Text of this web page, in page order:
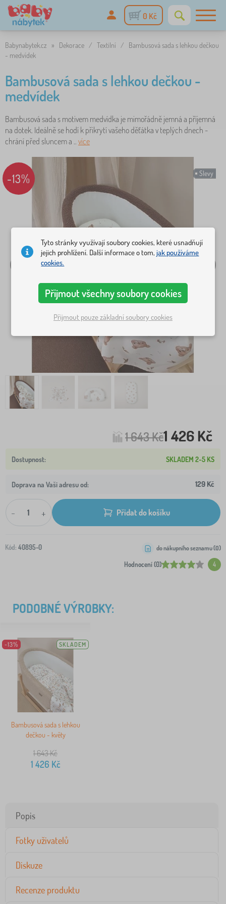
0 Kč
Babynabytek.cz » Dekorace / Textilní /
Bambusová sada s lehkou dečkou
- medvídek
Bambusová sada s lehkou dečkou -
medvídek
Bambusová sada s motivem medvídka je mimořádně jemná a příjemná
na dotek. Ideálně se hodí k přikrytí vašeho děťátka v teplých dnech -
chrání před sluncem a .. více
Slevy
-13%
1 643 Kč1 426 Kč
SKLADEM 2-5 KS
Doprava na Vaši adresu od: 129 Kč
- + Přidat do košíku
Kód: 40895-0
Hodnocení (0) 4
do nákupního seznamu (0)
PODOBNÉ VÝROBKY:
-13% SKLADEM
Bambusová sada s lehkou
dečkou - květy
1 643Kč
1 426 Kč
Popis
Fotky uživatelů
Diskuze
Recenze produktu
Tyto stránky využívají soubory cookies, které usnadňují
jejich prohlížení. Další informace o tom,jak používáme
cookies.
Přijmout všechny soubory cookies
Přijmout pouze základní soubory cookies